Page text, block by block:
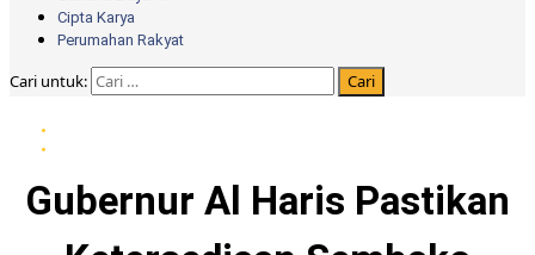
Cipta Karya
Perumahan Rakyat
Cari untuk:
Gubernur Al Haris Pastikan